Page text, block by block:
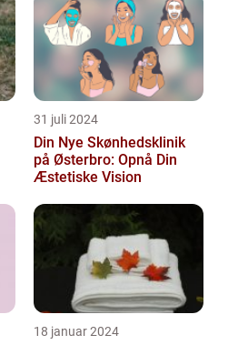
31 juli 2024
Din Nye Skønhedsklinik
på Østerbro: Opnå Din
Æstetiske Vision
18 januar 2024